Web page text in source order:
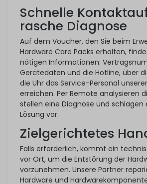
Schnelle
rasche Diagnose
Auf dem Voucher, den Sie beim
Hardware Care Packs erhalten,
nötigen Informationen:
Gerätedaten und die Hotline, über
die Uhr das Service-Personal
erreichen. Per Remote analysieren
stellen eine Diagnose und schlagen
Lösung vor.
Zielgerichtetes
Falls erforderlich, kommt ein
vor Ort, um die Entstörung der
vorzunehmen. Unsere Partner
Hardware und